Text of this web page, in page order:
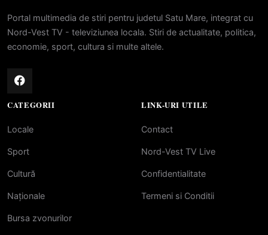
Portal multimedia de stiri pentru judetul Satu Mare, integrat cu
Nord-Vest TV - televiziunea locala. Stiri de actualitate, politica,
economie, sport, cultura si multe altele.
CATEGORII
Locale
Sport
Cultură
Naționale
Bursa zvonurilor
LINK-URI UTILE
Contact
Nord-Vest TV Live
Confidentialitate
Termeni si Conditii